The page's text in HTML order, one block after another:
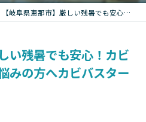
【岐阜県恵那市】厳しい残暑でも安心！カビアレルギー対策でお悩みの方へカビバスターズ岐阜がサポート
い残暑でも安心！カビ
みの方へカビバスター